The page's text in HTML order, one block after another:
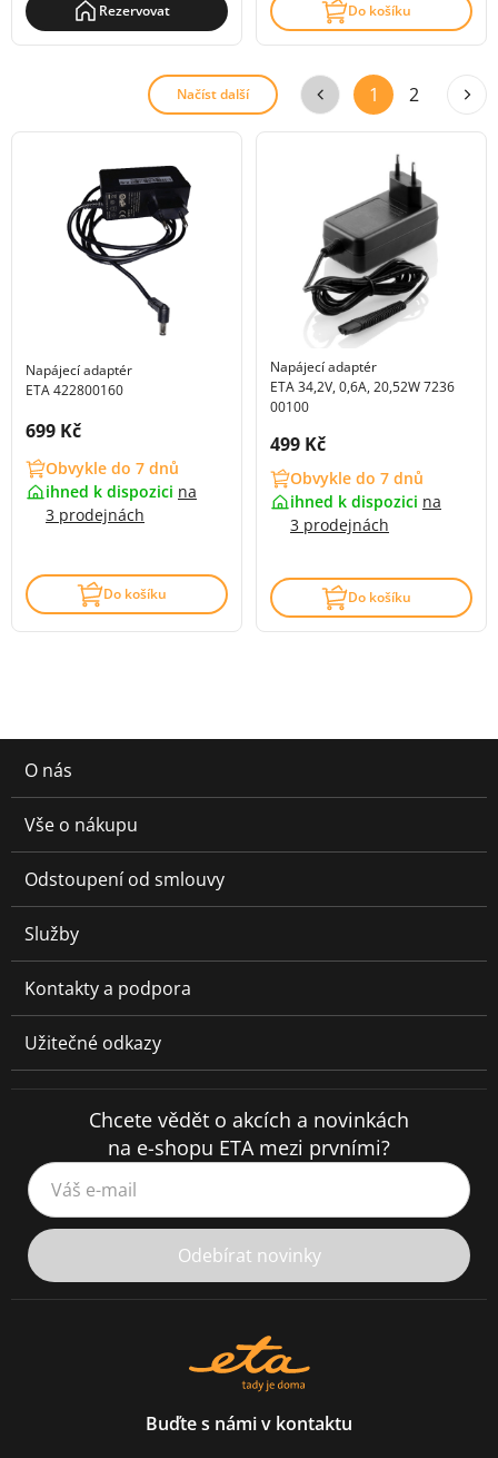
Rezervovat Do košíku
Načíst další 1 2
Napájecí adaptér
ETA 422800160
Cena s DPH:
699 Kč
Obvykle do 7 dnů
ihned k dispozici na
3 prodejnách
Do košíku
Napájecí adaptér
ETA 34,2V, 0,6A, 20,52W 7236
00100
Cena s DPH:
499 Kč
Obvykle do 7 dnů
ihned k dispozici na
3 prodejnách
Do košíku
O nás
Vše o nákupu
Odstoupení od smlouvy
Služby
Kontakty a podpora
Užitečné odkazy
Chcete vědět o akcích a novinkách
na e-shopu ETA mezi prvními?
Váš e-mail
Odebírat novinky
Buďte s námi v kontaktu